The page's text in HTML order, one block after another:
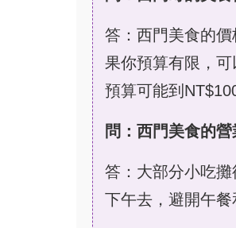
答：西門美食的
果你預算有限，
預算可能到
問：西門美食的
答：大部分小吃
下午去，避開午餐